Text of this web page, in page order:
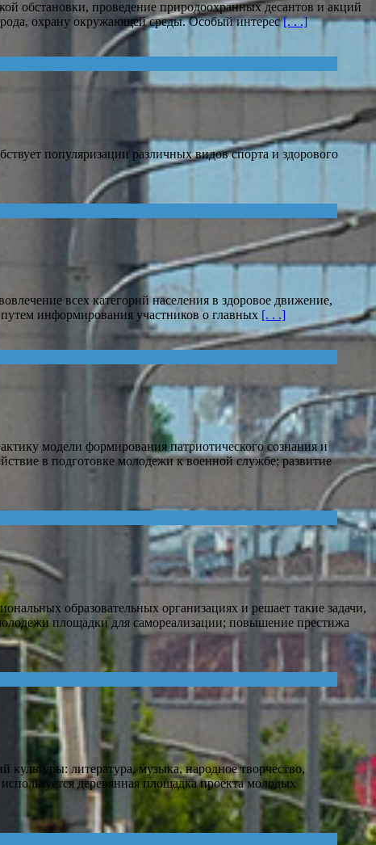
обстановки, проведение природоохранных десантов и акций
охрану окружающей среды. Особый интерес[. . .]
популяризации различных видов спорта и здорового
всех категорий населения в здоровое движение,
информирования участников о главных [. . .]
модели формирования патриотического сознания и
в подготовке молодежи к военной службе; развитие
образовательных организациях и решает такие задачи,
площадки для самореализации; повышение престижа
литература, музыка, народное творчество,
деревянная площадка проекта молодых